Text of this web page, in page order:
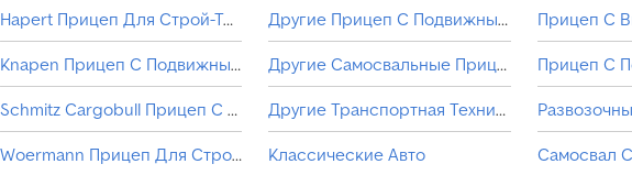
Hapert Прицеп Для Строй-Техники
Knapen Прицеп С Подвижным Полом
Schmitz Cargobull Прицеп С Подвижным Полом
Woermann Прицеп Для Строй-Техники
Другие Прицеп С Подвижным Полом
Другие Самосвальные Прицепы
Другие Транспортная Техника Для Сельского Хозяйства
Классические Авто
Прицеп С
Самосвал